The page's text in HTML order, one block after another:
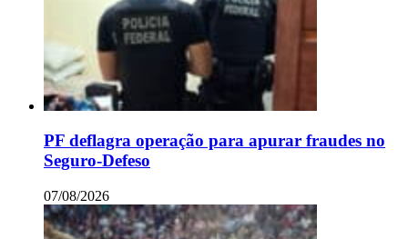
PF deflagra operação para apurar fraudes no
Seguro-Defeso
07/08/2026